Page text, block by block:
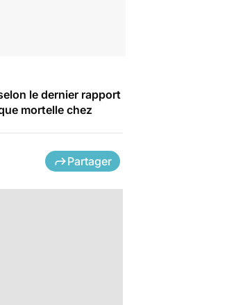
le dernier rapport
mortelle chez
Partager